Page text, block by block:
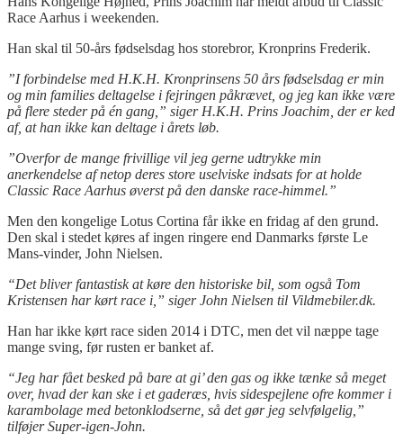
Race Aarhus i weekenden.
Han skal til 50-års fødselsdag hos storebror, Kronprins Frederik.
”I forbindelse med H.K.H. Kronprinsens 50 års fødselsdag er min
og min families deltagelse i fejringen påkrævet, og jeg kan ikke være
på flere steder på én gang,” siger H.K.H. Prins Joachim, der er ked
af, at han ikke kan deltage i årets løb.
”Overfor de mange frivillige vil jeg gerne udtrykke min
anerkendelse af netop deres store uselviske indsats for at holde
Classic Race Aarhus øverst på den danske race-himmel.”
Men den kongelige Lotus Cortina får ikke en fridag af den grund.
Den skal i stedet køres af ingen ringere end Danmarks første Le
Mans-vinder, John Nielsen.
“Det bliver fantastisk at køre den historiske bil, som også Tom
Kristensen har kørt race i,” siger John Nielsen til Vildmebiler.dk.
Han har ikke kørt race siden 2014 i DTC, men det vil næppe tage
mange sving, før rusten er banket af.
“Jeg har fået besked på bare at gi’ den gas og ikke tænke så meget
over, hvad der kan ske i et gaderæs, hvis sidespejlene ofre kommer i
karambolage med betonklodserne, så det gør jeg selvfølgelig,”
tilføjer Super-igen-John.